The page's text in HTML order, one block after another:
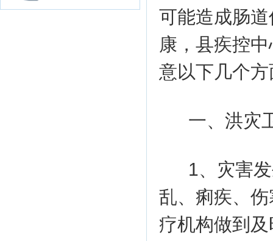
可能造成肠
康，县疾控
意以下几个
一、洪灾
1、灾害
乱、痢疾、
疗机构做到